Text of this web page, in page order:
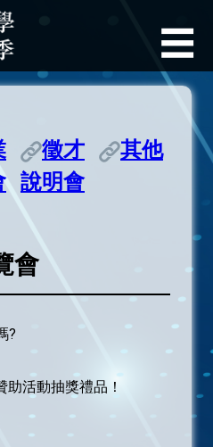
輔 ☰
官網
公告
明會
活動
勵辦法
徵才
說明會
其他
會
?
活動抽獎禮品！